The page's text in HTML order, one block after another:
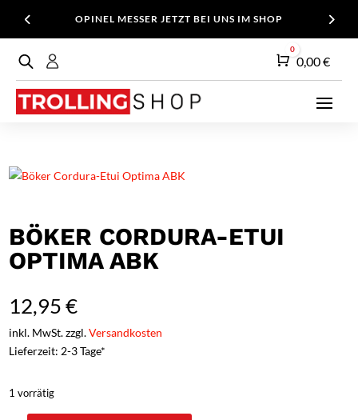
OPINEL MESSER JETZT BEI UNS IM SHOP
Warenkorb
0
0,00€
BÖKER CORDURA-ETUI
OPTIMA ABK
12,95€
inkl. MwSt. zzgl.Versandkosten
Lieferzeit: 2-3 Tage*
1 vorrätig